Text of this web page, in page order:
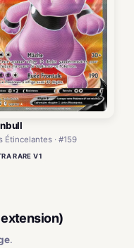
Étincelantes · #159
RARE V1
.